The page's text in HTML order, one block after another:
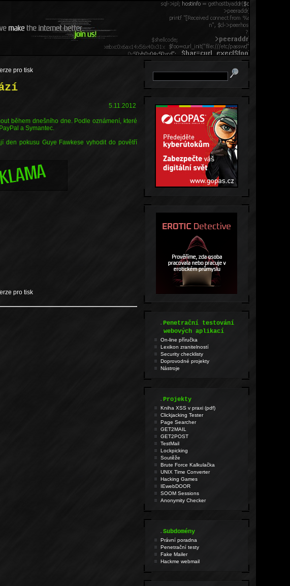
pro tisk
5.11.2012
během dnešního dne. Podle oznámení, které
a Symantec.
den pokusu Guye Fawkese vyhodit do povětří
pro tisk
.Penetrační testování
webových aplikací
On-line příručka
Lexikon zranitelností
Security checklisty
Doprovodné projekty
Nástroje
.Projekty
Kniha XSS v praxi (pdf)
Clickjacking Tester
Page Searcher
GET2MAIL
GET2POST
TestMail
Lockpicking
Soutěže
Brute Force Kalkulačka
UNIX Time Converter
Hacking Games
IEwebDOOR
SOOM Sessions
Anonymity Checker
.Subdomény
Právní poradna
Penetrační testy
Fake Mailer
Hackme webmail